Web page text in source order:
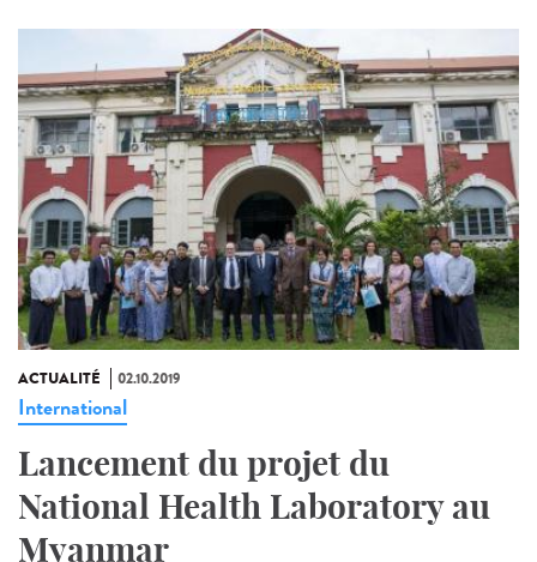
ACTUALITÉ 02.10.2019
International
Lancement du projet du
National Health Laboratory au
Myanmar